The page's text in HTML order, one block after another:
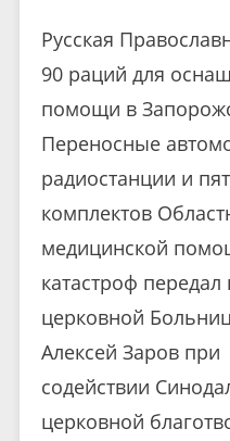
Русская
90 раций для
помощи в
Переносные
радиостанции и
комплектов
медицинской
катастроф
церковной
Алексей Заров при
содействии
церковной